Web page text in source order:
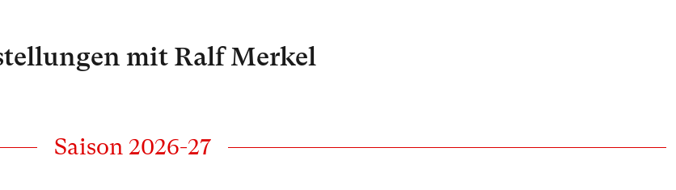
mit Ralf Merkel
Saison 2026-27